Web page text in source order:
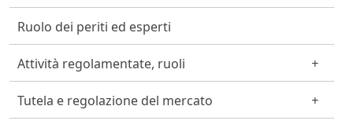
Ruolo dei periti ed esperti
Attività regolamentate, ruoli
Tutela e regolazione del mercato